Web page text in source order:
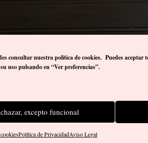
consultar nuestra política de cookies. Puedes aceptar
uso pulsando en “Ver preferencias”.
excepto funcional
Política de PrivacidadAviso Legal